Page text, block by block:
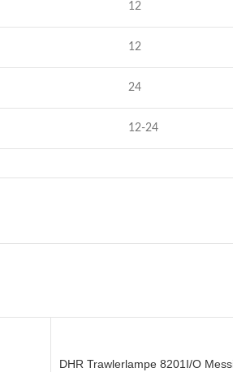
12
12
24
12-24
DHR Trawlerlampe 8201I/O